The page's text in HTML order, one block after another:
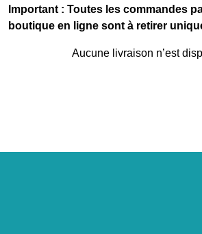
Important : Toutes les commandes
boutique en ligne sont à retirer
Aucune livraison n’est